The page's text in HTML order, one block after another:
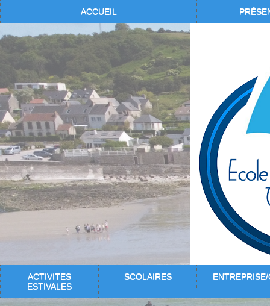
ACCUEIL
ACTIVITES
ESTIVALES
SCOLAIRES ENTREPRISE/